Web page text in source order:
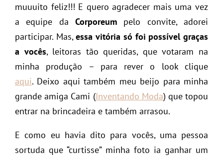
muuuito feliz!!! E quero agradecer mais uma vez
a equipe da Corporeum pelo convite, adorei
participar. Mas,essa vitória só foi possível graças
a vocês, leitoras tão queridas, que votaram na
minha produção – para rever o look clique
aqui. Deixo aqui também meu beijo para minha
grande amiga Cami (Inventando Moda) que topou
entrar na brincadeira e também arrasou.
E como eu havia dito para vocês, uma pessoa
sortuda que “curtisse” minha foto ia ganhar um